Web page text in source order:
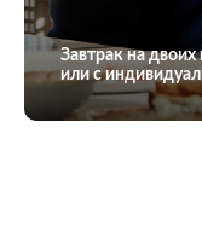
Завтрак на
или с